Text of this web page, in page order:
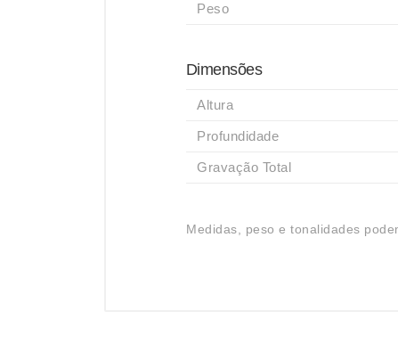
Peso
Dimensões
Altura
Profundidade
Gravação Total
Medidas, peso e tonalidades